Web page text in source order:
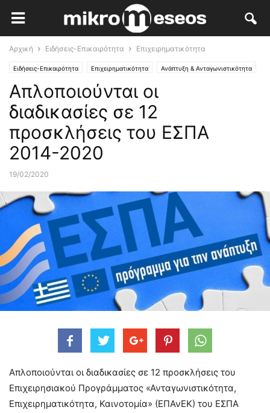
Αρχική Ειδήσεις-Επικαιρότητα Επιχειρηματικότητα
Ειδήσεις-Επικαιρότητα Επιχειρηματικότητα Ανάπτυξη & Ανταγωνιστικότητα
Χρηματοδοτήσεις - ΕΣΠΑ Οικονομία
Απλοποιούνται οι
διαδικασίες σε 12
προσκλήσεις του ΕΣΠΑ
2014-2020
19/02/2020
Απλοποιούνται οι διαδικασίες σε 12 προσκλήσεις του
Επιχειρησιακού Προγράμματος «Ανταγωνιστικότητα,
Επιχειρηματικότητα, Καινοτομία» (ΕΠΑνΕΚ) του ΕΣΠΑ